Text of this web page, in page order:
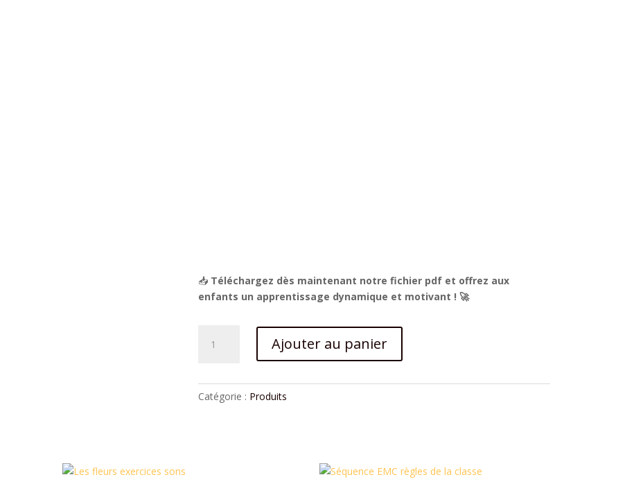
📥 Téléchargez dès maintenant notre fichier pdf et offrez aux
enfants un apprentissage dynamique et motivant ! 🚀
des
Ajouter au panier
Catégorie : Produits